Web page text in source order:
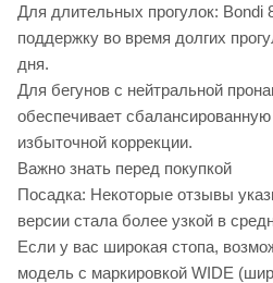
Для длительных прогулок: Bondi
поддержку во время долгих
дня.
Для бегунов с нейтральной
обеспечивает
избыточной коррекции.
Важно знать перед покупкой
Посадка: Некоторые отзывы
версии стала более узкой в
Если у вас широкая стопа,
модель с маркировкой WIDE